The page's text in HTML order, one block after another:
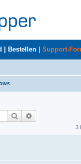
Bestellen Support-
Suche
3